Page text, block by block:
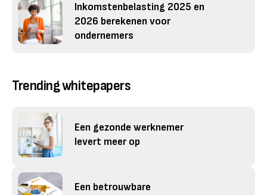
Inkomstenbelasting 2025 en
2026 berekenen voor
ondernemers
Trending whitepapers
Een gezonde werknemer
levert meer op
Een betrouwbare